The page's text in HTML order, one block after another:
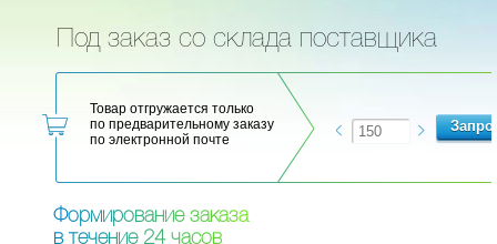
Под заказ со склада поставщика
Товар отгружается только
по предварительному заказу
по электронной почте
Формирование заказа
в течение 24 часов